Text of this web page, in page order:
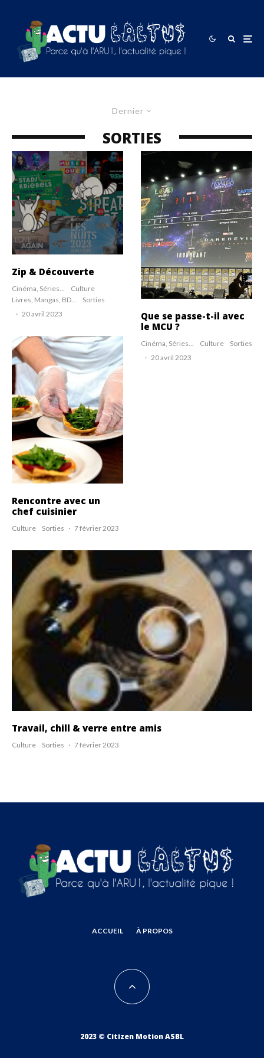
Dernier
SORTIES
Zip & Découverte
Cinéma, Séries...
Culture
Livres, Mangas, BD...
Sorties
· 20 avril 2023
Rencontre avec un
chef cuisinier
Culture Sorties · 7 février 2023
Que se passe-t-il avec
le MCU ?
Cinéma, Séries... Culture
Sorties
· 20 avril 2023
Travail, chill & verre entre amis
Culture Sorties · 7 février 2023
ACCUEIL À PROPOS
2023 © Citizen Motion ASBL